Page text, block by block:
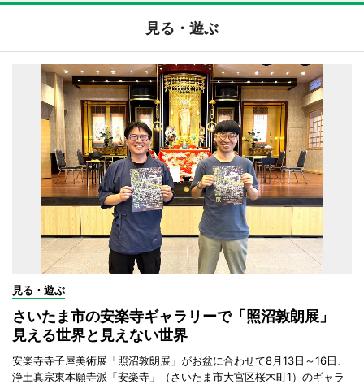
見る・遊ぶ
見る・遊ぶ
さいたま市の安楽寺ギャラリーで「照沼敦朗展」
見える世界と見えない世界
安楽寺寺子屋美術展「照沼敦朗展」がお盆に合わせて8月13日～16日、
浄土真宗東本願寺派「安楽寺」（さいたま市大宮区桜木町1）のギャラ